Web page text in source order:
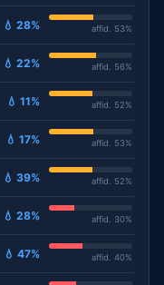
💧 28% affid. 53%
💧 22% affid. 56%
💧 11% affid. 52%
💧 17% affid. 53%
💧 39% affid. 52%
💧 28% affid. 30%
💧 47% affid. 40%